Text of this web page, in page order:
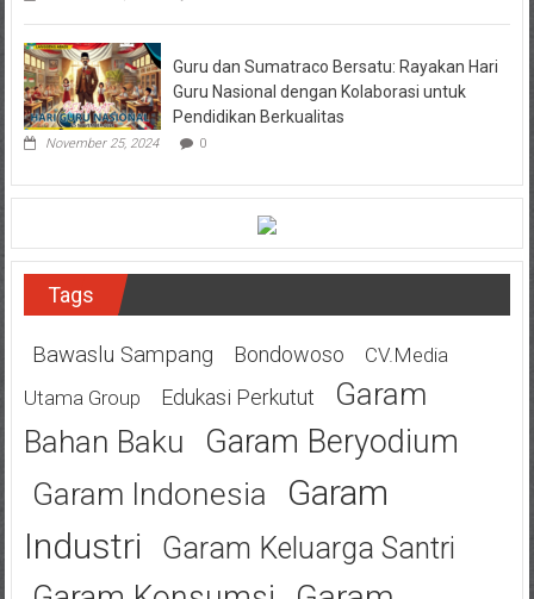
Guru dan Sumatraco Bersatu: Rayakan Hari
Guru Nasional dengan Kolaborasi untuk
Pendidikan Berkualitas
November 25, 2024 0
Tags
Bawaslu Sampang Bondowoso
CV.Media
Utama Group
Edukasi Perkutut
Garam
Bahan Baku
Garam Beryodium
Garam Indonesia
Garam
Industri
Garam Keluarga Santri